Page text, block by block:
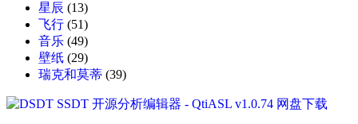
星辰 (13)
飞行 (51)
音乐 (49)
壁纸 (29)
瑞克和莫蒂 (39)